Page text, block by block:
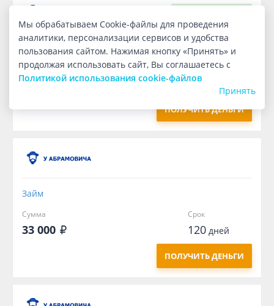
Займ
Сумма
1 000
Срок
7дней
ПОЛУЧИТЬ ДЕНЬГИ
Займ
Сумма
33 000
Срок
120дней
ПОЛУЧИТЬ ДЕНЬГИ
Мы обрабатываем Cookie-файлы для проведения
аналитики, персонализации сервисов и удобства
пользования сайтом. Нажимая кнопку «Принять» и
продолжая использовать сайт, Вы соглашаетесь с
Политикой использования cookie-файлов
Принять